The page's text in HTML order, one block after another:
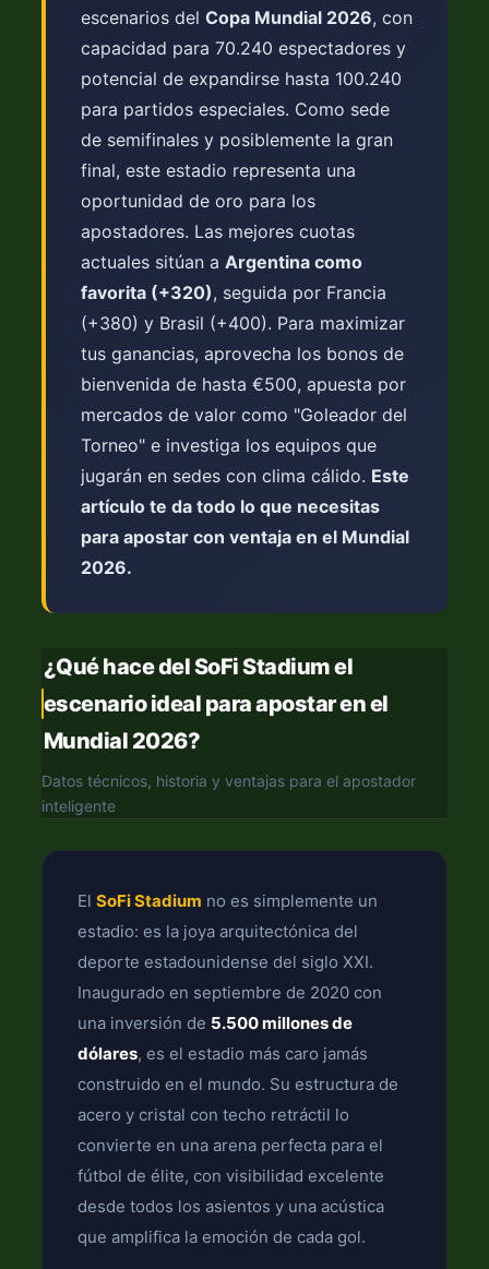
escenarios del Copa Mundial 2026, con
capacidad para 70.240 espectadores y
potencial de expandirse hasta 100.240
para partidos especiales. Como sede
de semifinales y posiblemente la gran
final, este estadio representa una
oportunidad de oro para los
apostadores. Las mejores cuotas
actuales sitúan a Argentina como
favorita (+320), seguida por Francia
(+380) y Brasil (+400). Para maximizar
tus ganancias, aprovecha los bonos de
bienvenida de hasta €500, apuesta por
mercados de valor como "Goleador del
Torneo" e investiga los equipos que
jugarán en sedes con clima cálido. Este
artículo te da todo lo que necesitas
para apostar con ventaja en el Mundial
2026.
¿Qué hace del SoFi Stadium el
escenario ideal para apostar en el
Mundial 2026?
Datos técnicos, historia y ventajas para el apostador
inteligente
El SoFi Stadium no es simplemente un
estadio: es la joya arquitectónica del
deporte estadounidense del siglo XXI.
Inaugurado en septiembre de 2020 con
una inversión de 5.500 millones de
dólares, es el estadio más caro jamás
construido en el mundo. Su estructura de
acero y cristal con techo retráctil lo
convierte en una arena perfecta para el
fútbol de élite, con visibilidad excelente
desde todos los asientos y una acústica
que amplifica la emoción de cada gol.